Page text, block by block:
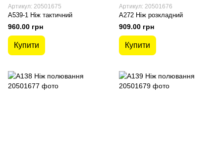
Артикул: 20501675
A539-1 Ніж тактичний
960.00 грн
Купити
Артикул: 20501676
A272 Ніж розкладний
909.00 грн
Купити